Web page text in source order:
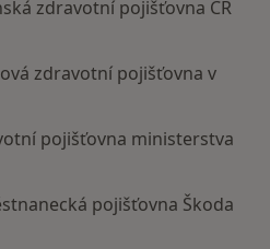
zdravotní pojišťovna ČR
zdravotní pojišťovna v
pojišťovna ministerstva
pojišťovna Škoda